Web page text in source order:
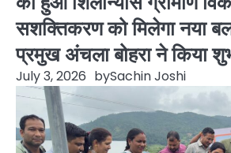
सशक्तिकरण को मिलेगा नया
प्रमुख अंचला बोहरा ने किया
July 3, 2026 bySachin Joshi